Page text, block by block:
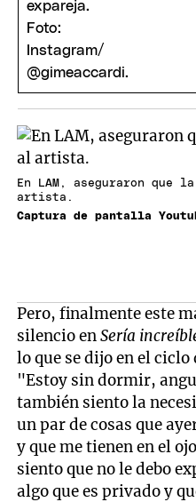
En LAM, aseguraron
artista.
Captura de pantalla
Pero, finalmente este
silencio enSería
lo que se dijo en el
"Estoy sin dormir,
también siento la
un par de cosas que
y que me tienen en el
siento que no le debo
algo que es privado y